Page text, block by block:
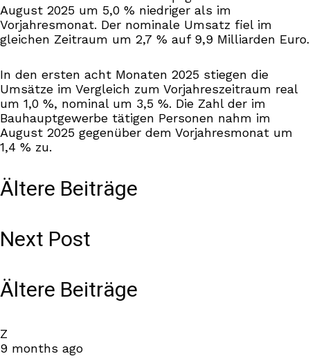
August 2025 um 5,0 % niedriger als im
Vorjahresmonat. Der nominale Umsatz fiel im
gleichen Zeitraum um 2,7 % auf 9,9 Milliarden Euro.
In den ersten acht Monaten 2025 stiegen die
Umsätze im Vergleich zum Vorjahreszeitraum real
um 1,0 %, nominal um 3,5 %. Die Zahl der im
Bauhauptgewerbe tätigen Personen nahm im
August 2025 gegenüber dem Vorjahresmonat um
1,4 % zu.
Ältere Beiträge
Next Post
Ältere Beiträge
Z
9 months ago